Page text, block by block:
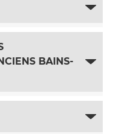
BAINS-